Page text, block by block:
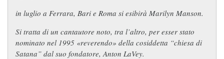
in luglio a Ferrara, Bari e Roma si esibirà Marilyn Manson.
Si tratta di un cantautore noto, tra l’altro, per esser stato
nominato nel 1995 «reverendo» della cosiddetta “chiesa di
Satana” dal suo fondatore, Anton LaVey.